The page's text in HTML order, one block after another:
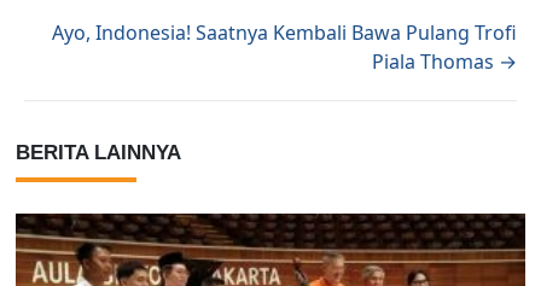
Ayo, Indonesia! Saatnya Kembali Bawa Pulang Trofi
Piala Thomas →
BERITA LAINNYA